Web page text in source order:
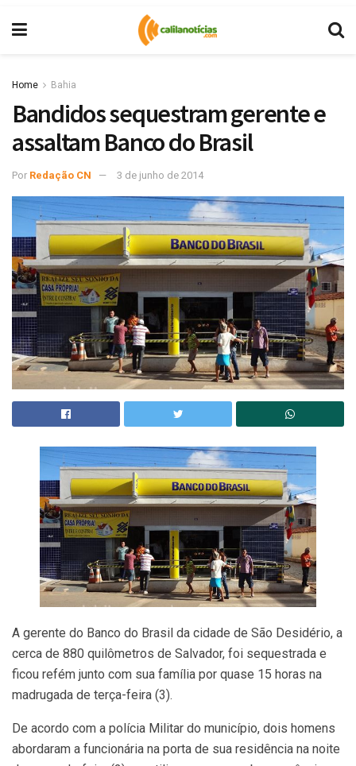
Home Bahia
Bandidos sequestram gerente e
assaltam Banco do Brasil
Por Redação CN 3 de junho de 2014
A gerente do Banco do Brasil da cidade de São Desidério, a
cerca de 880 quilômetros de Salvador, foi sequestrada e
ficou refém junto com sua família por quase 15 horas na
madrugada de terça-feira (3).
De acordo com a polícia Militar do município, dois homens
abordaram a funcionária na porta de sua residência na noite